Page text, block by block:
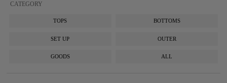
CATEGORY
TOPS BOTTOMS
SET UP OUTER
GOODS ALL